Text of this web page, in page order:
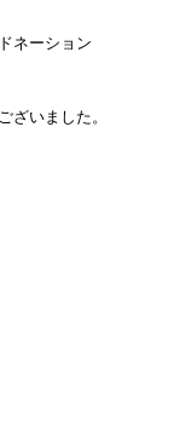
ネーション
ざいました。